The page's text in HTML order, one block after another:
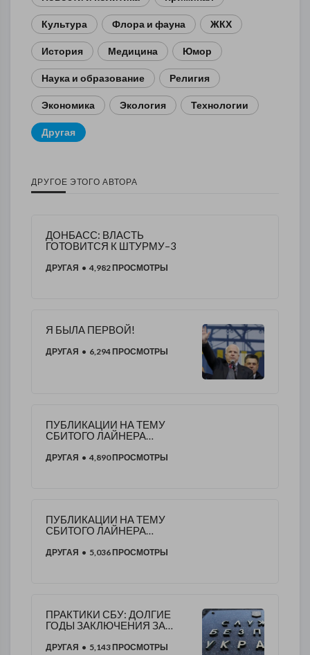
Культура Флора и фауна ЖКХ
История Медицина Юмор
Наука и образование Религия
Экономика Экология Технологии
Другая
ДРУГОЕ ЭТОГО АВТОРА
​ДОНБАСС: ВЛАСТЬ
ГОТОВИТСЯ К ШТУРМУ–3
ДРУГАЯ • 4,982 ПРОСМОТРЫ
Я БЫЛА ПЕРВОЙ!
ДРУГАЯ • 6,294 ПРОСМОТРЫ
ПУБЛИКАЦИИ НА ТЕМУ
СБИТОГО ЛАЙНЕРА
АВИАЛИНИЙ - 4
ДРУГАЯ • 4,890 ПРОСМОТРЫ
ПУБЛИКАЦИИ НА ТЕМУ
СБИТОГО ЛАЙНЕРА
АВИАЛИНИЙ 3
ДРУГАЯ • 5,036 ПРОСМОТРЫ
ПРАКТИКИ СБУ: ДОЛГИЕ
ГОДЫ ЗАКЛЮЧЕНИЯ ЗА
ПРЕСТУПЛЕНИЯ
ДРУГАЯ • 5,143 ПРОСМОТРЫ